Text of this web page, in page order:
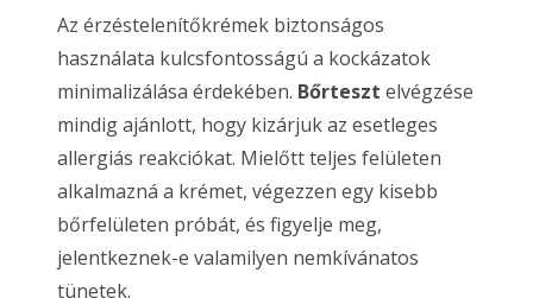
Az érzéstelenítőkrémek biztonságos
használata kulcsfontosságú a kockázatok
minimalizálása érdekében. Bőrteszt elvégzése
mindig ajánlott, hogy kizárjuk az esetleges
allergiás reakciókat. Mielőtt teljes felületen
alkalmazná a krémet, végezzen egy kisebb
bőrfelületen próbát, és figyelje meg,
jelentkeznek-e valamilyen nemkívánatos
tünetek.